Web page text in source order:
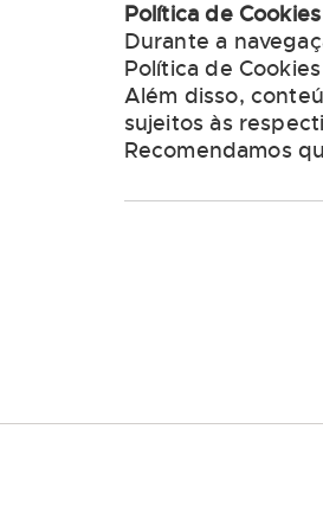
Política de Cookies
Durante a
Política de
Além disso,
sujeitos às
Recomendamos